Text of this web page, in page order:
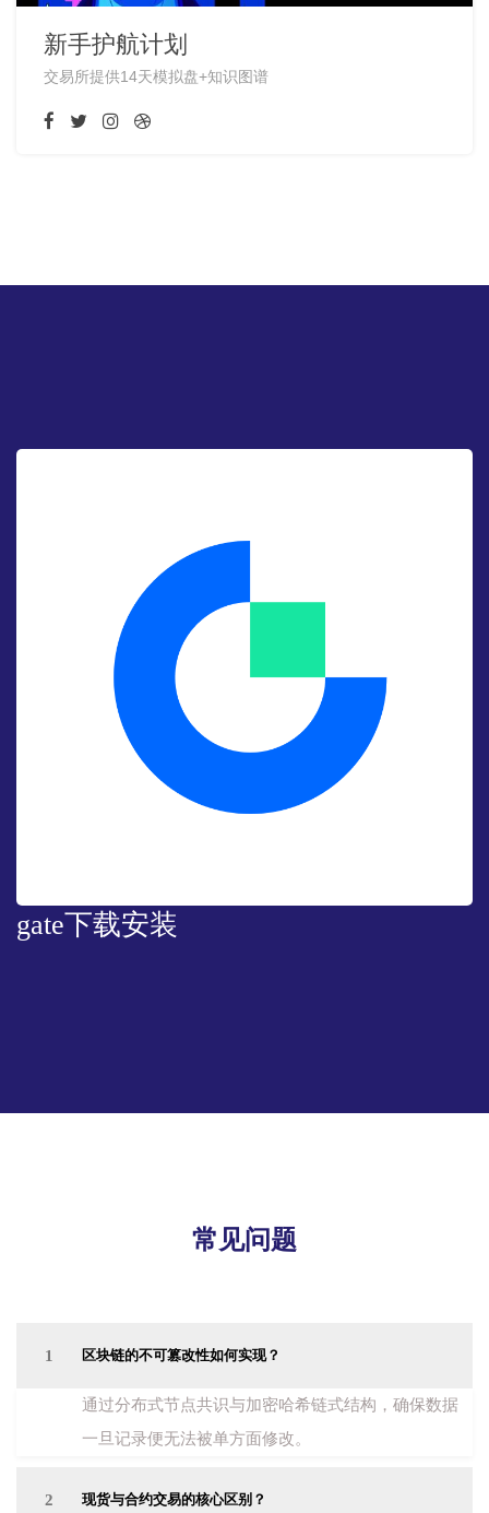
新手护航计划
交易所提供14天模拟盘+知识图谱
gate下载安装
常见问题
1 区块链的不可篡改性如何实现？
通过分布式节点共识与加密哈希链式结构，确保数据
一旦记录便无法被单方面修改。
2 现货与合约交易的核心区别？